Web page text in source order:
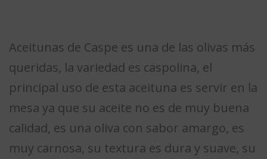
Aceitunas de Caspe es una de las olivas más
queridas, la variedad es caspolina, el
principal uso de esta aceituna es servir en la
mesa ya que su aceite no es de muy buena
calidad, es una oliva con sabor amargo, es
muy carnosa, su textura es dura y suave, su